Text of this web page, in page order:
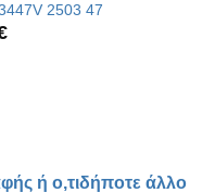
2503 47
ή ο,τιδήποτε άλλο